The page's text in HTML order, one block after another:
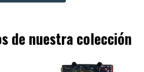
de nuestra colección